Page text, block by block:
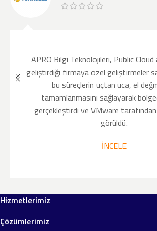
APRO Bilgi Teknolojileri, Public Cloud
geliştirdiği firmaya özel geliştirmeler
bu süreçlerin uçtan uca, el
tamamlanmasını sağlayarak
gerçekleştirdi ve VMware
görüldü.
İNCELE
Hizmetlerimiz
Çözümlerimiz